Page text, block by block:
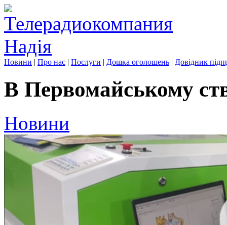
Новини | Про нас | Послуги | Дошка оголошень | Довідник
В Первомайському
Новини